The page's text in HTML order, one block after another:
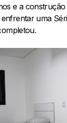
e a construção
uma